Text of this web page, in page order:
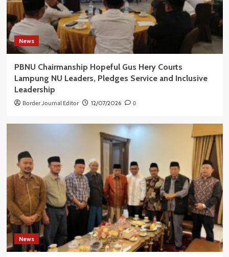
News
PBNU Chairmanship Hopeful Gus Hery Courts
Lampung NU Leaders, Pledges Service and Inclusive
Leadership
Border Journal Editor 12/07/2026 0
News